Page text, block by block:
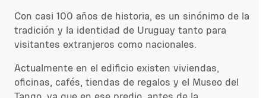
Con casi 100 años de historia, es un sinónimo de la
tradición y la identidad de Uruguay tanto para
visitantes extranjeros como nacionales.
Actualmente en el edificio existen viviendas,
oficinas, cafés, tiendas de regalos y el Museo del